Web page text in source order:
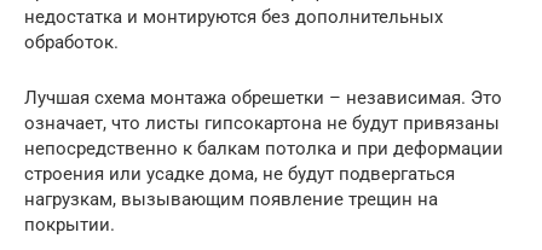
недостатка и монтируются без дополнительных
обработок.
Лучшая схема монтажа обрешетки – независимая. Это
означает, что листы гипсокартона не будут привязаны
непосредственно к балкам потолка и при деформации
строения или усадке дома, не будут подвергаться
нагрузкам, вызывающим появление трещин на
покрытии.